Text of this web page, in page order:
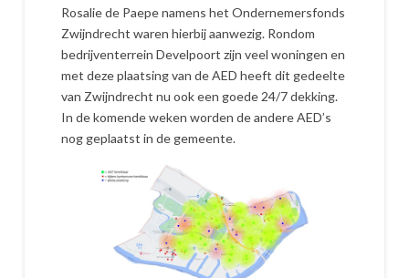
Rosalie de Paepe namens het Ondernemersfonds
Zwijndrecht waren hierbij aanwezig. Rondom
bedrijventerrein Develpoort zijn veel woningen en
met deze plaatsing van de AED heeft dit gedeelte
van Zwijndrecht nu ook een goede 24/7 dekking.
In de komende weken worden de andere AED’s
nog geplaatst in de gemeente.